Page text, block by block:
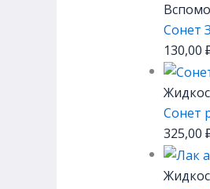
Сонет
130,00
Сонет
325,00